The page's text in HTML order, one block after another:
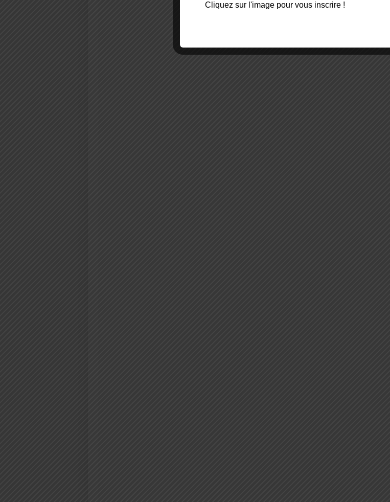
Cliquez sur l'image pour vous inscrire !